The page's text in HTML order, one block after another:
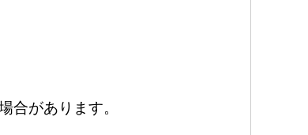
があります。